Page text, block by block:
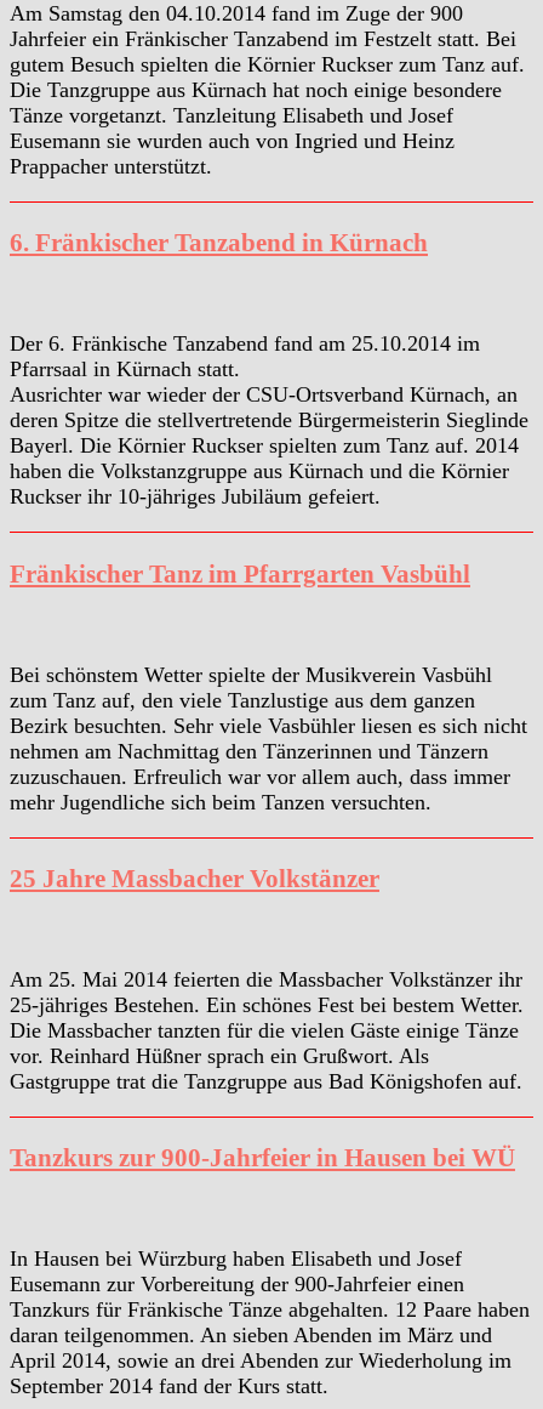
Am Samstag den 04.10.2014 fand im Zuge der 900
Jahrfeier ein Fränkischer Tanzabend im Festzelt statt. Bei
gutem Besuch spielten die Körnier Ruckser zum Tanz auf.
Die Tanzgruppe aus Kürnach hat noch einige besondere
Tänze vorgetanzt. Tanzleitung Elisabeth und Josef
Eusemann sie wurden auch von Ingried und Heinz
Prappacher unterstützt.
6. Fränkischer Tanzabend in Kürnach
Der 6. Fränkische Tanzabend fand am 25.10.2014 im
Pfarrsaal in Kürnach statt.
Ausrichter war wieder der CSU-Ortsverband Kürnach, an
deren Spitze die stellvertretende Bürgermeisterin Sieglinde
Bayerl. Die Körnier Ruckser spielten zum Tanz auf. 2014
haben die Volkstanzgruppe aus Kürnach und die Körnier
Ruckser ihr 10-jähriges Jubiläum gefeiert.
Fränkischer Tanz im Pfarrgarten Vasbühl
Bei schönstem Wetter spielte der Musikverein Vasbühl
zum Tanz auf, den viele Tanzlustige aus dem ganzen
Bezirk besuchten. Sehr viele Vasbühler liesen es sich nicht
nehmen am Nachmittag den Tänzerinnen und Tänzern
zuzuschauen. Erfreulich war vor allem auch, dass immer
mehr Jugendliche sich beim Tanzen versuchten.
25 Jahre Massbacher Volkstänzer
Am 25. Mai 2014 feierten die Massbacher Volkstänzer ihr
25-jähriges Bestehen. Ein schönes Fest bei bestem Wetter.
Die Massbacher tanzten für die vielen Gäste einige Tänze
vor. Reinhard Hüßner sprach ein Grußwort. Als
Gastgruppe trat die Tanzgruppe aus Bad Königshofen auf.
Tanzkurs zur 900-Jahrfeier in Hausen bei WÜ
In Hausen bei Würzburg haben Elisabeth und Josef
Eusemann zur Vorbereitung der 900-Jahrfeier einen
Tanzkurs für Fränkische Tänze abgehalten. 12 Paare haben
daran teilgenommen. An sieben Abenden im März und
April 2014, sowie an drei Abenden zur Wiederholung im
September 2014 fand der Kurs statt.